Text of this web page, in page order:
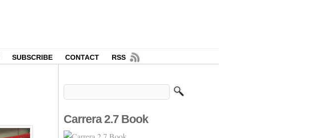
SUBSCRIBE CONTACT RSS
Carrera 2.7 Book